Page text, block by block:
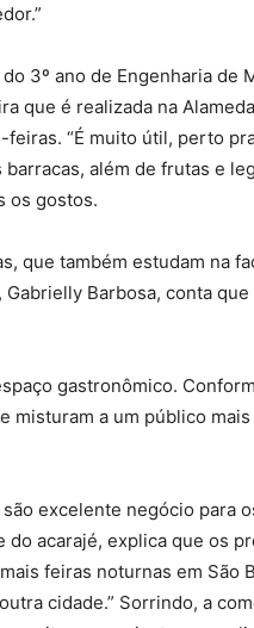
3º ano de Engenharia de
que é realizada na
“É muito útil, perto
barracas, além de frutas e
os gostos.
que também estudam na
Gabrielly Barbosa, conta
gastronômico.
misturam a um público
excelente negócio para
do acarajé, explica que os
feiras noturnas em São
cidade.” Sorrindo, a